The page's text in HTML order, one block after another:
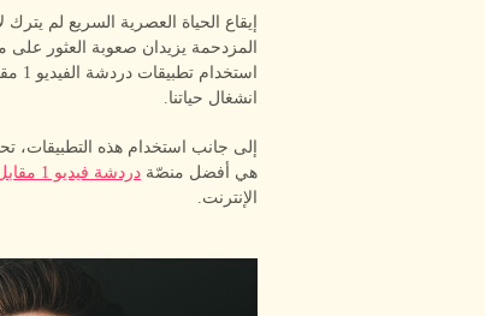
إيقاع الحياة العصرية السريع لم
المزدحمة يزيدان صعوبة العثور على
انشغال حياتنا.
إلى جانب استخدام هذه التطبيقات،
هي أفضل منصّة دردشة فيديو 1 مقابل 1
الإنترنت.